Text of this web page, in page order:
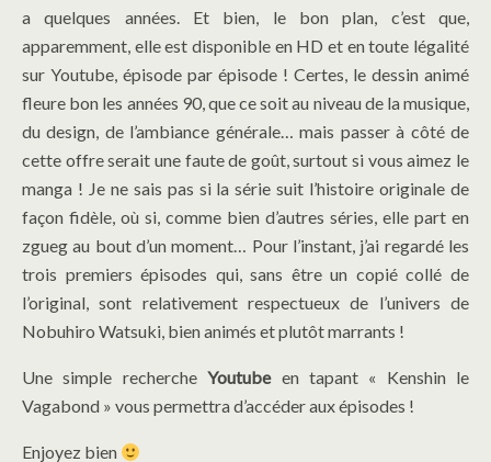
a quelques années. Et bien, le bon plan, c’est que,
apparemment, elle est disponible en HD et en toute légalité
sur Youtube, épisode par épisode ! Certes, le dessin animé
fleure bon les années 90, que ce soit au niveau de la musique,
du design, de l’ambiance générale… mais passer à côté de
cette offre serait une faute de goût, surtout si vous aimez le
manga ! Je ne sais pas si la série suit l’histoire originale de
façon fidèle, où si, comme bien d’autres séries, elle part en
zgueg au bout d’un moment… Pour l’instant, j’ai regardé les
trois premiers épisodes qui, sans être un copié collé de
l’original, sont relativement respectueux de l’univers de
Nobuhiro Watsuki, bien animés et plutôt marrants !
Une simple rechercheYoutubeen tapant « Kenshin le
Vagabond » vous permettra d’accéder aux épisodes !
Enjoyez bien